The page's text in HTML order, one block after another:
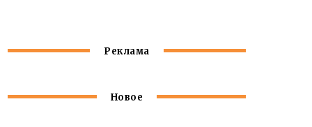
Реклама
Новое